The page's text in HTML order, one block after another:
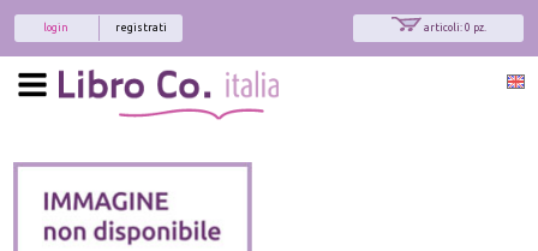
articoli: 0 pz.
registrati
login